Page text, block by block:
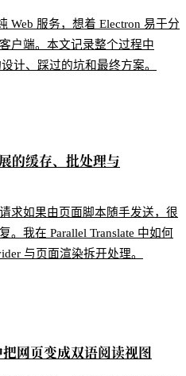
Web 服务，想着 Electron 易于分
户端。本文记录整个过程中
计、踩过的坑和最终方案。
的缓存、批处理与
求如果由页面脚本随手发送，很
。我在 Parallel Translate 中如何
与页面渲染拆开处理。
网页变成双语阅读视图